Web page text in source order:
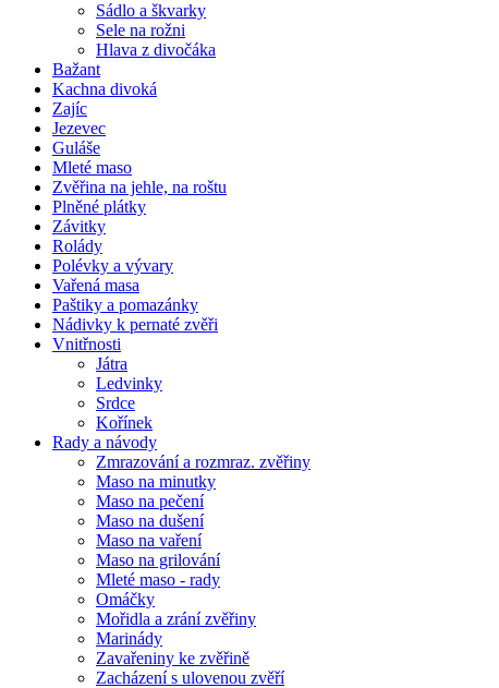
Sádlo a škvarky
Sele na rožni
Hlava z divočáka
Bažant
Kachna divoká
Zajíc
Jezevec
Guláše
Mleté maso
Zvěřina na jehle, na roštu
Plněné plátky
Závitky
Rolády
Polévky a vývary
Vařená masa
Paštiky a pomazánky
Nádivky k pernaté zvěři
Vnitřnosti
Játra
Ledvinky
Srdce
Kořínek
Rady a návody
Zmrazování a rozmraz. zvěřiny
Maso na minutky
Maso na pečení
Maso na dušení
Maso na vaření
Maso na grilování
Mleté maso - rady
Omáčky
Mořidla a zrání zvěřiny
Marinády
Zavařeniny ke zvěřině
Zacházení s ulovenou zvěří